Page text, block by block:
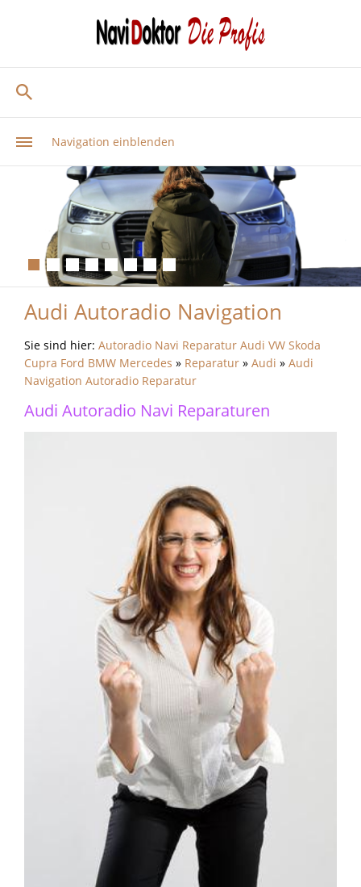
Navigation einblenden
Audi Autoradio Navigation
Sie sind hier: Autoradio Navi Reparatur Audi VW Skoda
Cupra Ford BMW Mercedes » Reparatur » Audi » Audi
Navigation Autoradio Reparatur
Audi Autoradio Navi Reparaturen